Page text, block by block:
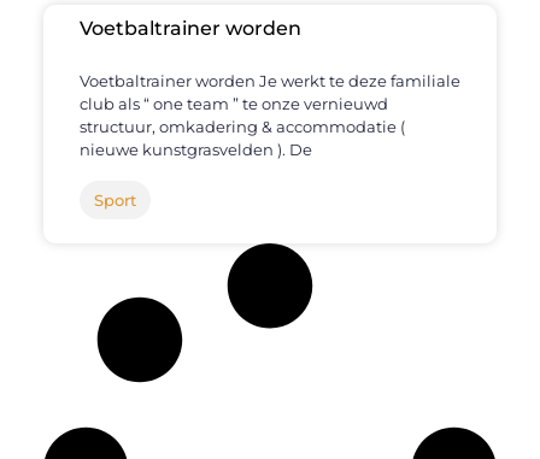
Voetbaltrainer worden
Voetbaltrainer worden Je werkt te deze familiale
club als “ one team ” te onze vernieuwd
structuur, omkadering & accommodatie (
nieuwe kunstgrasvelden ). De
Sport